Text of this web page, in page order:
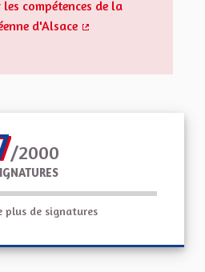
compétences de la
d'Alsace
/2000
plus de signatures